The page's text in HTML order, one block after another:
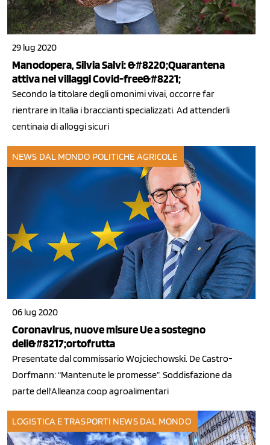
29 lug 2020
Manodopera, Silvia Salvi: &#8220;Quarantena
attiva nei villaggi Covid-free&#8221;
Secondo la titolare degli omonimi vivai, occorre far
rientrare in Italia i braccianti specializzati. Ad attenderli
centinaia di alloggi sicuri
NEWS DAL MONDO POLITICHE AGRICOLE
06 lug 2020
Coronavirus, nuove misure Ue a sostegno
dell&#8217;ortofrutta
Presentate dal commissario Wojciechowski. De Castro-
Dorfmann: “Mantenute le promesse”. Soddisfazione da
parte dell'Alleanza coop agroalimentari
LOGISTICA E TRASPORTI NEWS DAL MONDO